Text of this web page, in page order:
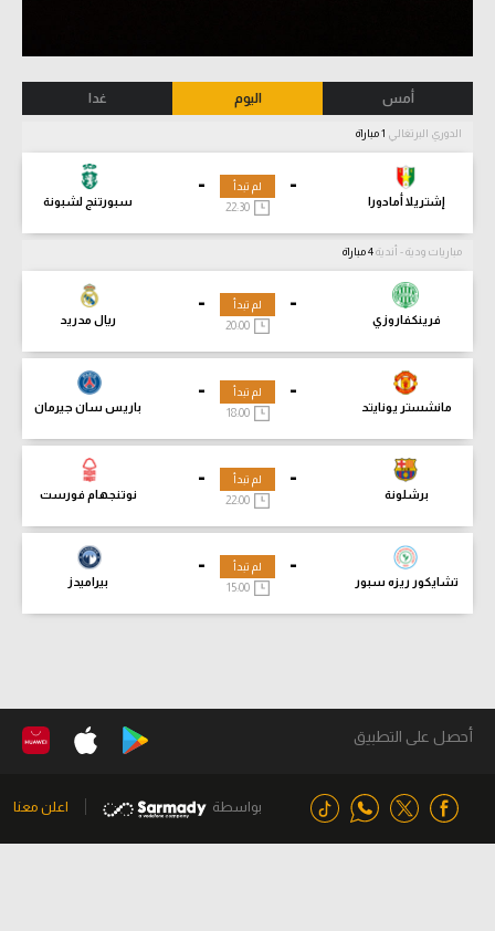
أمس اليوم غدا
الدوري البرتغالي
-
إشتريلا أمادورا
-
سبورتنج لشبونة
لم تبدأ
مباريات ودية - أندية
-
فرينكفاروزي
-
ريال مدريد
لم تبدأ
-
مانشستر يونايتد
-
باريس سان جيرمان
لم تبدأ
18:00
-
برشلونة
-
نوتنجهام فورست
لم تبدأ
-
تشايكور ريزه سبور
-
بيراميدز
لم تبدأ
15:00
أحصل على التطبيق
بواسطة اعلن معنا